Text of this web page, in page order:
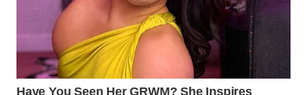
WN
INDRAMAYU
WN
KUNINGAN